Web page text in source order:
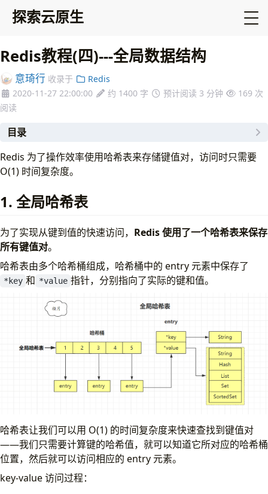
探索云原生
Redis教程(四)---全局数据结构
意琦行 收录于
Redis
2020-11-27 22:00:00
约 1400 字 预计阅读 3 分钟 169 次
阅读
目录
1. 全局哈希表
2. 哈希冲突
4. 小结
5. 参考资料
Redis 为了操作效率使用哈希表来存储键值对，访问时只需要
O(1) 时间复杂度。
1. 全局哈希表
为了实现从键到值的快速访问， Redis 使用了一个哈希表来保存
所有键值对。
哈希表由多个哈希桶组成，哈希桶中的 entry 元素中保存了
*key 和 *value 指针，分别指向了实际的键和值。
哈希表让我们可以用 O(1) 的时间复杂度来快速查找到键值对
——我们只需要计算键的哈希值，就可以知道它所对应的哈希桶
位置，然后就可以访问相应的 entry 元素。
key-value 访问过程：